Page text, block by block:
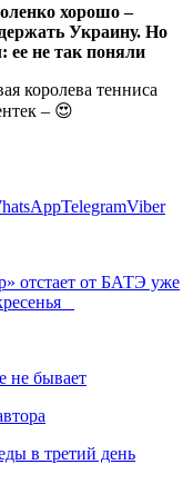
хорошо –
Украину. Но
ее не так поняли
TelegramViber
отстает от БАТЭ уже
не бывает
в третий день